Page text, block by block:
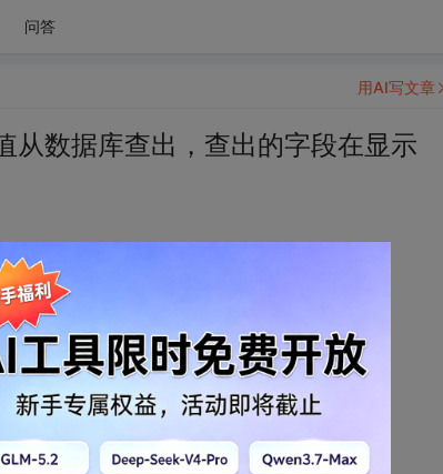
问答
数据库查出，查出的字段在显示
阶段</th>
用AI写文章